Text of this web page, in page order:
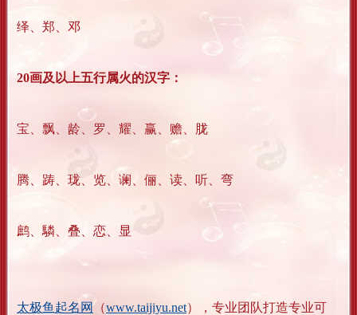
绎、郑、邓
20画及以上五行属火的汉字：
宝、飘、龄、罗、耀、赢、赡、胧
腾、踌、珑、览、谰、俪、读、听、弯
鹧、驎、叠、恋、显
太极鱼起名网（www.taijiyu.net），专业团队打造专业可